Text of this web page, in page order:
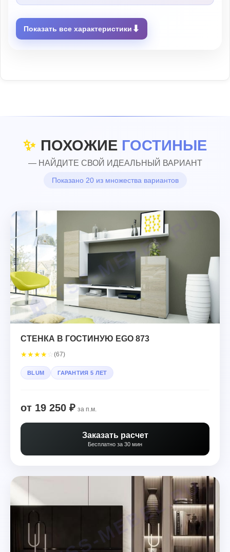
Показать все характеристики ⬇
✨ ПОХОЖИЕ ГОСТИНЫЕ
— НАЙДИТЕ СВОЙ ИДЕАЛЬНЫЙ ВАРИАНТ
Показано 20 из множества вариантов
СТЕНКА В ГОСТИНУЮ EGO 873
★★★★ (67)
BLUM ГАРАНТИЯ 5 ЛЕТ
от 19 250 ₽ за п.м.
Заказать расчет
Бесплатно за 30 мин